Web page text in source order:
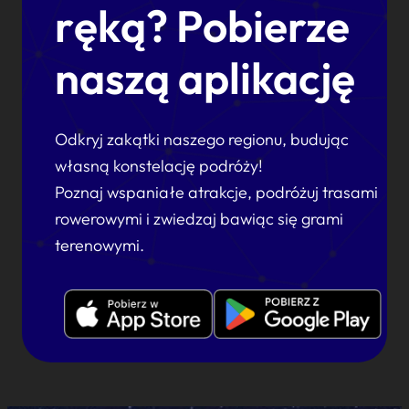
ręką? Pobierze
naszą aplikację
Odkryj zakątki naszego regionu, budując
własną konstelację podróży!
Poznaj wspaniałe atrakcje, podróżuj trasami
rowerowymi i zwiedzaj bawiąc się grami
terenowymi.